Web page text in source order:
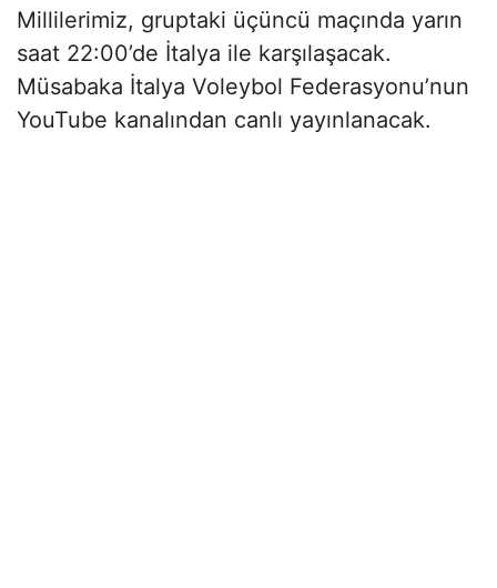
Millilerimiz, gruptaki üçüncü maçında yarın
saat 22:00’de İtalya ile karşılaşacak.
Müsabaka İtalya Voleybol Federasyonu’nun
YouTube kanalından canlı yayınlanacak.